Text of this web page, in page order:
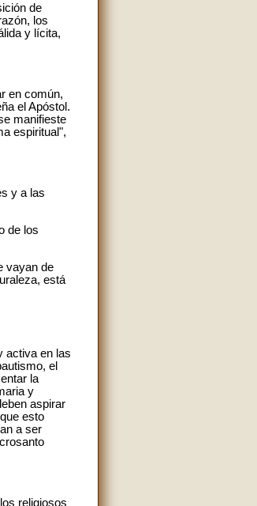
de
los
y lícita,
en común,
el Apóstol.
manifieste
espiritual",
y a las
de los
vayan de
está
activa en las
el
la
y
aspirar
esto
a ser
religiosos